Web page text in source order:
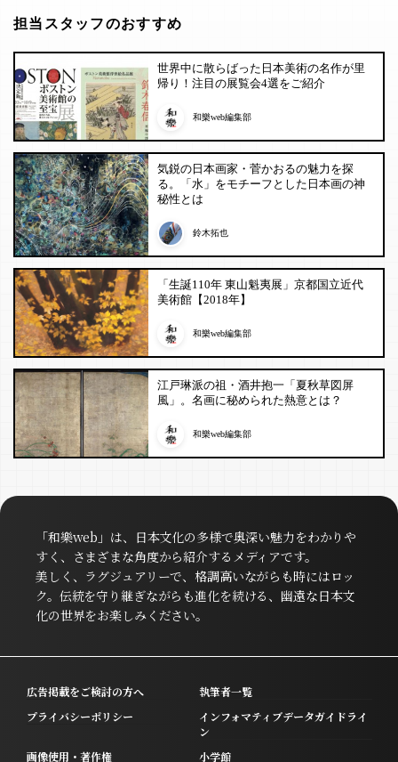
担当スタッフのおすすめ
世界中に散らばった日本美術の名作が里
帰り！注目の展覧会4選をご紹介
和樂web編集部
気鋭の日本画家・菅かおるの魅力を探
る。「水」をモチーフとした日本画の神
秘性とは
鈴木拓也
「生誕110年 東山魁夷展」京都国立近代
美術館【2018年】
和樂web編集部
江戸琳派の祖・酒井抱一「夏秋草図屏
風」。名画に秘められた熱意とは？
和樂web編集部
「和樂web」は、日本文化の多様で奥深い魅力をわかりや
すく、さまざまな角度から紹介するメディアです。
美しく、ラグジュアリーで、格調高いながらも時にはロッ
ク。伝統を守り継ぎながらも進化を続ける、幽遠な日本文
化の世界をお楽しみください。
広告掲載をご検討の方へ
執筆者一覧
プライバシーポリシー
インフォマティブデータガイドライ
ン
画像使用・著作権
小学館